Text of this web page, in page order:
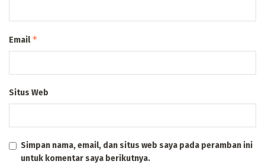
Email*
Situs Web
Simpan nama, email, dan situs web saya pada peramban ini
untuk komentar saya berikutnya.